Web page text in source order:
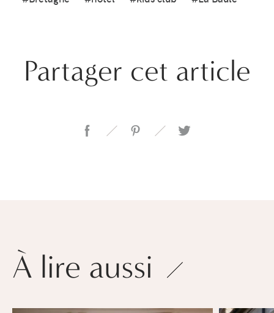
Partager cet article
À lire aussi